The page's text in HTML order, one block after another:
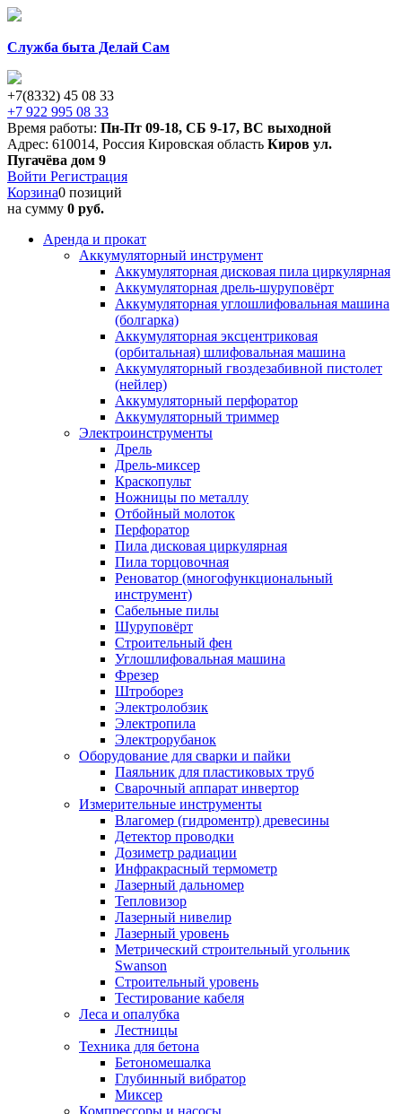
Служба быта Делай Сам
+7(8332) 45 08 33
+7 922 995 08 33
Время работы: Пн-Пт 09-18, СБ 9-17, ВС выходной
Адрес: 610014, Россия Кировская область Киров ул.
Пугачёва дом 9
Войти Регистрация
Корзина0 позиций
на сумму 0 руб.
Аренда и прокат
Аккумуляторный инструмент
Аккумуляторная дисковая пила циркулярная
Аккумуляторная дрель-шуруповёрт
Аккумуляторная углошлифовальная машина
(болгарка)
Аккумуляторная эксцентриковая
(орбитальная) шлифовальная машина
Аккумуляторный гвоздезабивной пистолет
(нейлер)
Аккумуляторный перфоратор
Аккумуляторный триммер
Электроинструменты
Дрель
Дрель-миксер
Краскопульт
Ножницы по металлу
Отбойный молоток
Перфоратор
Пила дисковая циркулярная
Пила торцовочная
Реноватор (многофункциональный
инструмент)
Сабельные пилы
Шуруповёрт
Строительный фен
Углошлифовальная машина
Фрезер
Штроборез
Электролобзик
Электропила
Электрорубанок
Оборудование для сварки и пайки
Паяльник для пластиковых труб
Сварочный аппарат инвертор
Измерительные инструменты
Влагомер (гидроментр) древесины
Детектор проводки
Дозиметр радиации
Инфракрасный термометр
Лазерный дальномер
Тепловизор
Лазерный нивелир
Лазерный уровень
Метрический строительный угольник
Swanson
Строительный уровень
Тестирование кабеля
Леса и опалубка
Лестницы
Техника для бетона
Бетономешалка
Глубинный вибратор
Миксер
Компрессоры и насосы